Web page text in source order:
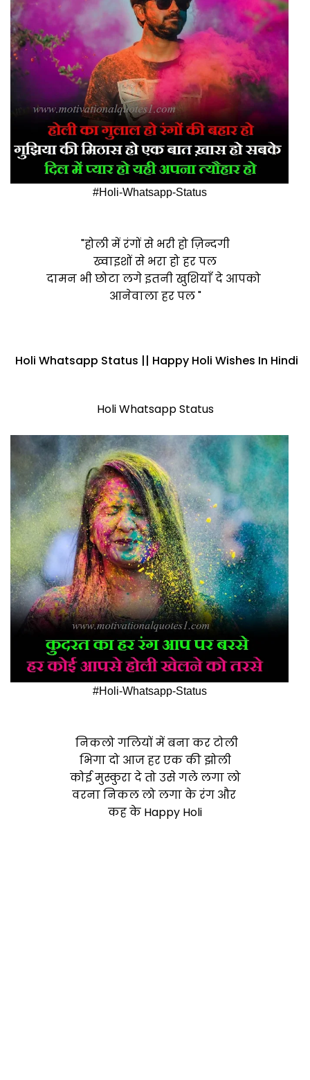
#Holi-Whatsapp-Status
"होली में रंगों से भरी हो ज़िन्दगी
ख्वाइशों से भरा हो हर पल
दामन भी छोटा लगे इतनी खुशियाँ दे आपको
आनेवाला हर पल "
Holi Whatsapp Status || Happy Holi Wishes In Hindi
Holi Whatsapp Status
#Holi-Whatsapp-Status
निकलो गलियों में बना कर टोली
भिगा दो आज हर एक की झोली
कोई मुस्कुरा दे तो उसे गले लगा लो
वरना निकल लो लगा के रंग और
कह के Happy Holi